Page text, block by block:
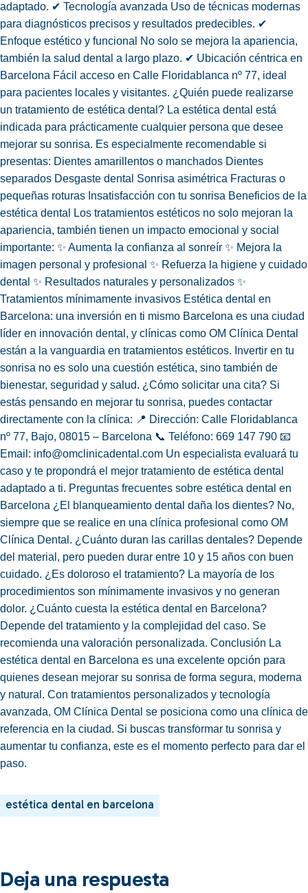
adaptado. ✔ Tecnología avanzada Uso de técnicas modernas
para diagnósticos precisos y resultados predecibles. ✔
Enfoque estético y funcional No solo se mejora la apariencia,
también la salud dental a largo plazo. ✔ Ubicación céntrica en
Barcelona Fácil acceso en Calle Floridablanca nº 77, ideal
para pacientes locales y visitantes. ¿Quién puede realizarse
un tratamiento de estética dental? La estética dental está
indicada para prácticamente cualquier persona que desee
mejorar su sonrisa. Es especialmente recomendable si
presentas: Dientes amarillentos o manchados Dientes
separados Desgaste dental Sonrisa asimétrica Fracturas o
pequeñas roturas Insatisfacción con tu sonrisa Beneficios de la
estética dental Los tratamientos estéticos no solo mejoran la
apariencia, también tienen un impacto emocional y social
importante: ✨ Aumenta la confianza al sonreír ✨ Mejora la
imagen personal y profesional ✨ Refuerza la higiene y cuidado
dental ✨ Resultados naturales y personalizados ✨
Tratamientos mínimamente invasivos Estética dental en
Barcelona: una inversión en ti mismo Barcelona es una ciudad
líder en innovación dental, y clínicas como OM Clínica Dental
están a la vanguardia en tratamientos estéticos. Invertir en tu
sonrisa no es solo una cuestión estética, sino también de
bienestar, seguridad y salud. ¿Cómo solicitar una cita? Si
estás pensando en mejorar tu sonrisa, puedes contactar
directamente con la clínica: 📍 Dirección: Calle Floridablanca
nº 77, Bajo, 08015 – Barcelona 📞 Teléfono: 669 147 790 📧
Email: info@omclinicadental.com Un especialista evaluará tu
caso y te propondrá el mejor tratamiento de estética dental
adaptado a ti. Preguntas frecuentes sobre estética dental en
Barcelona ¿El blanqueamiento dental daña los dientes? No,
siempre que se realice en una clínica profesional como OM
Clínica Dental. ¿Cuánto duran las carillas dentales? Depende
del material, pero pueden durar entre 10 y 15 años con buen
cuidado. ¿Es doloroso el tratamiento? La mayoría de los
procedimientos son mínimamente invasivos y no generan
dolor. ¿Cuánto cuesta la estética dental en Barcelona?
Depende del tratamiento y la complejidad del caso. Se
recomienda una valoración personalizada. Conclusión La
estética dental en Barcelona es una excelente opción para
quienes desean mejorar su sonrisa de forma segura, moderna
y natural. Con tratamientos personalizados y tecnología
avanzada, OM Clínica Dental se posiciona como una clínica de
referencia en la ciudad. Si buscas transformar tu sonrisa y
aumentar tu confianza, este es el momento perfecto para dar el
paso.
estética dental en barcelona
Deja una respuesta